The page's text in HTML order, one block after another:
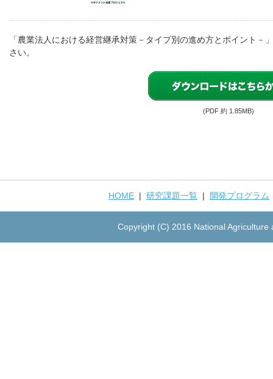
「農業法人における経営継承対策－タイプ別の進め方とポイント－
さい。
(PDF 約 1.85MB)
HOME | 研究課題一覧 | 開発プログラム
Copyright (C) 2016 National